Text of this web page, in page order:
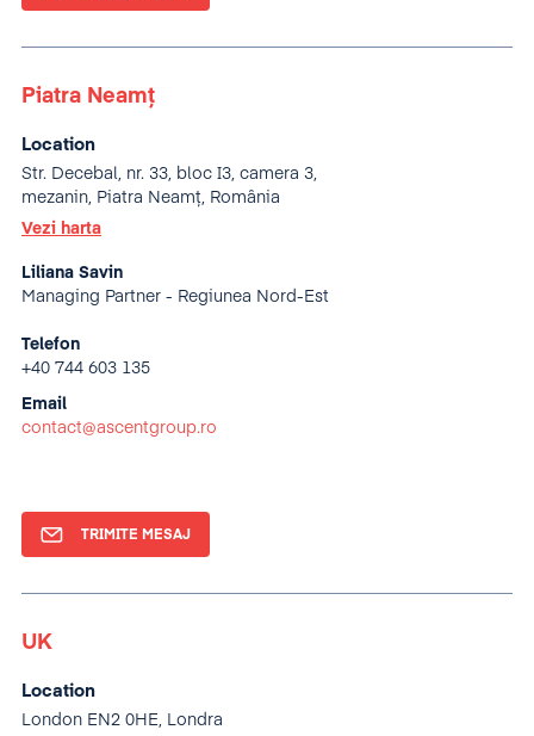
Piatra Neamț
Location
Str. Decebal, nr. 33, bloc I3, camera 3,
mezanin, Piatra Neamț, România
Vezi harta
Liliana Savin
Managing Partner - Regiunea Nord-Est
Telefon
+40 744 603 135
Email
contact@ascentgroup.ro
TRIMITE MESAJ
UK
Location
London EN2 0HE, Londra